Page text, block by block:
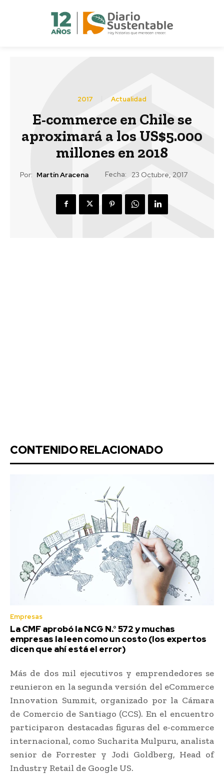
2017 Actualidad
E-commerce en Chile se
aproximará a los US$5.000
millones en 2018
Por: Martín Aracena Fecha: 23 Octubre, 2017
CONTENIDO RELACIONADO
Empresas
La CMF aprobó la NCG N.° 572 y muchas
empresas la leen como un costo (los expertos
dicen que ahí está el error)
Más de dos mil ejecutivos y emprendedores se
reunieron en la segunda versión del eCommerce
Innovation Summit, organizado por la Cámara
de Comercio de Santiago (CCS). En el encuentro
participaron destacadas figuras del e-commerce
internacional, como Sucharita Mulpuru, analista
senior de Forrester y Jodi Goldberg, Head of
Industry Retail de Google US.